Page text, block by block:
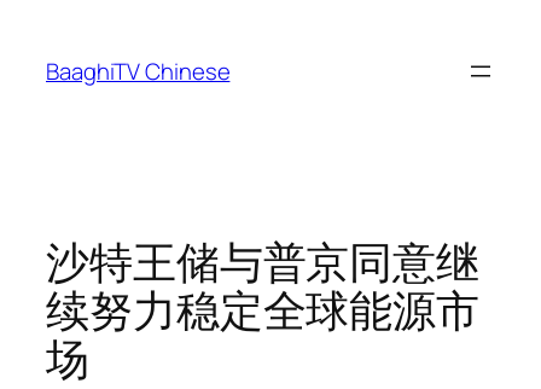
content
BaaghiTV Chinese
沙特王储与普京同意继
续努力稳定全球能源市
场